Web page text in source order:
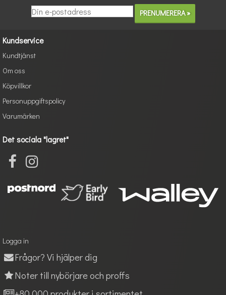
Kundservice
Kundtjänst
Om oss
Köpvillkor
Personuppgiftspolicy
Varumärken
Det sociala "lagret"
Logga in
Frågor? Vi hjälper dig
Noter till nybörjare och proffs